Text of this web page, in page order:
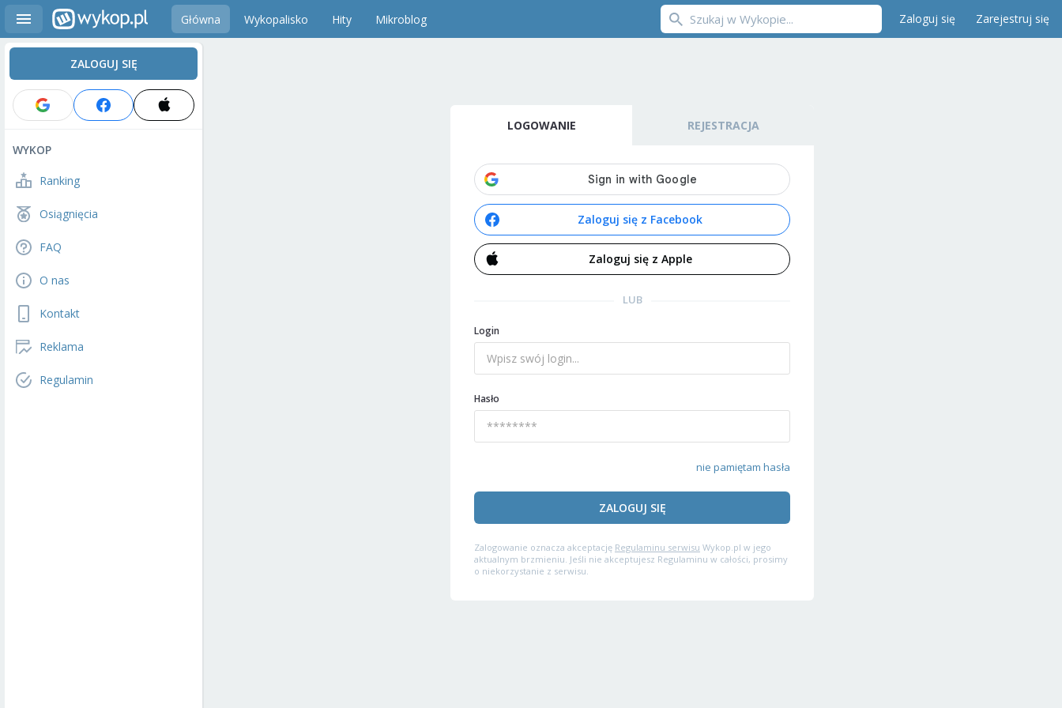
Główna Wykopalisko Hity Mikroblog Zaloguj się Zarejestruj się
ZALOGUJ SIĘ
WYKOP
Ranking
Osiągnięcia
FAQ
O nas
Kontakt
Reklama
Regulamin
LOGOWANIE REJESTRACJA
Zaloguj się z Facebook
Zaloguj się z Apple
LUB
Login
Hasło
nie pamiętam hasła
ZALOGUJ SIĘ
Zalogowanie oznacza akceptację Regulaminu serwisu Wykop.pl w jego
aktualnym brzmieniu. Jeśli nie akceptujesz Regulaminu w całości, prosimy
o niekorzystanie z serwisu.